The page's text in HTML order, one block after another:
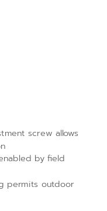
screw allows
by field
permits outdoor